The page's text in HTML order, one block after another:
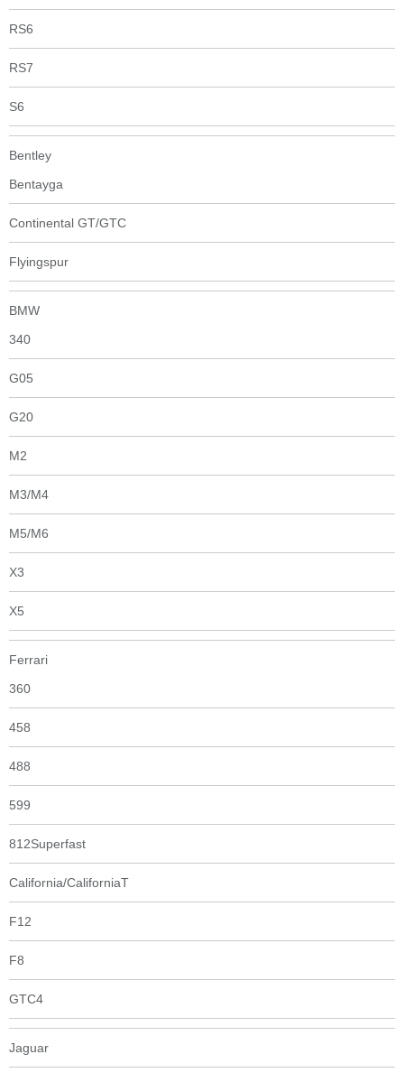
RS6
RS7
S6
Bentley
Bentayga
Continental GT/GTC
Flyingspur
BMW
340
G05
G20
M2
M3/M4
M5/M6
X3
X5
Ferrari
360
458
488
599
812Superfast
California/CaliforniaT
F12
F8
GTC4
Jaguar